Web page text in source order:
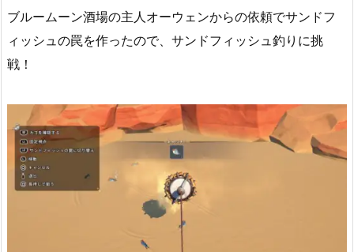
ブルームーン酒場の主人オーウェンからの依頼でサンドフ
ィッシュの罠を作ったので、サンドフィッシュ釣りに挑
戦！